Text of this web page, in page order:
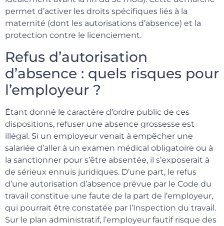
permet d’activer les droits spécifiques liés à la
maternité (dont les autorisations d’absence) et la
protection contre le licenciement.
Refus d’autorisation
d’absence : quels risques pour
l’employeur ?
Étant donné le caractère d’ordre public de ces
dispositions, refuser une absence grossesse est
illégal. Si un employeur venait à empêcher une
salariée d’aller à un examen médical obligatoire ou à
la sanctionner pour s’être absentée, il s’exposerait à
de sérieux ennuis juridiques. D’une part, le refus
d’une autorisation d’absence prévue par le Code du
travail constitue une faute de la part de l’employeur,
qui pourrait être constatée par l’Inspection du travail.
Sur le plan administratif, l’employeur fautif risque des